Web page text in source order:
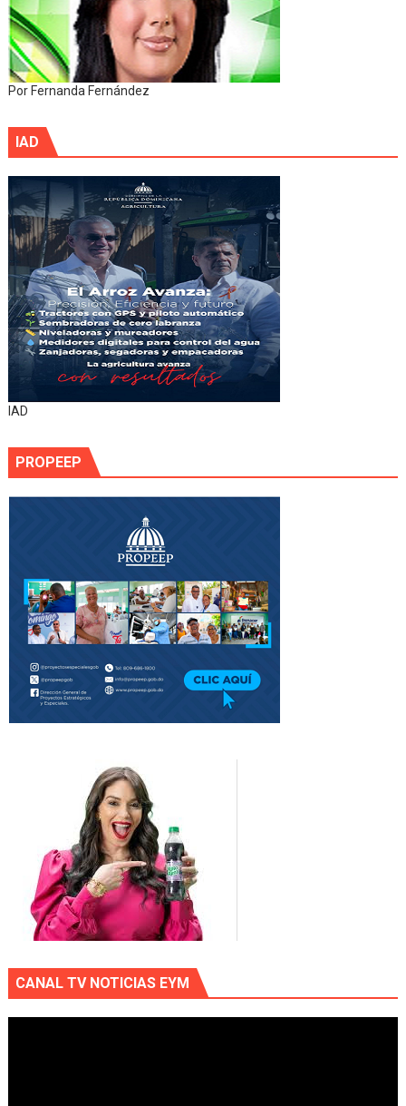
Por Fernanda Fernández
IAD
IAD
PROPEEP
CANAL TV NOTICIAS EYM